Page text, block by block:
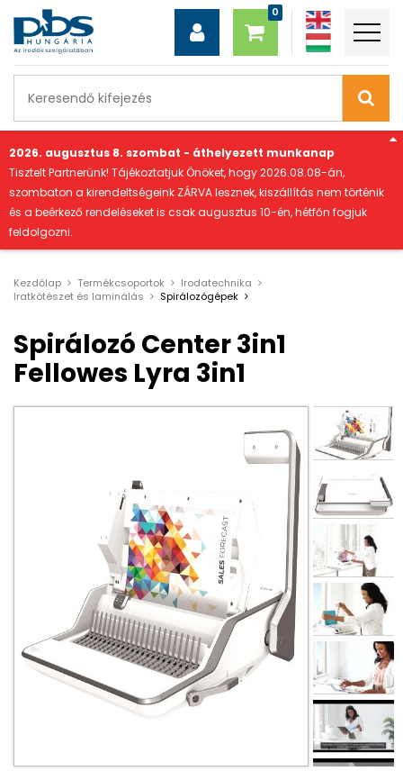
2026. augusztus 8. szombat - áthelyezett munkanap
Tisztelt Partnerünk! Tájékoztatjuk Önöket, hogy 2026.08.08-án,
szombaton a kirendeltségeink ZÁRVA lesznek, kiszállítás nem történik
és a beérkező rendeléseket is csak augusztus 10-én, hétfőn fogjuk
feldolgozni.
Kezdőlap Termékcsoportok
Irodatechnika
Iratkötészet és laminálás
Spirálozógépek
Spirálozó Center 3in1
Fellowes Lyra 3in1